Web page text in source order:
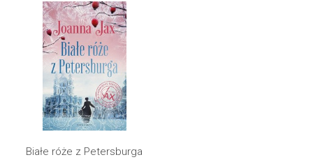
Białe róże z Petersburga